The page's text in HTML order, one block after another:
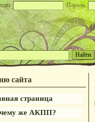
Пароль:
сайта
страница
же АКПП?